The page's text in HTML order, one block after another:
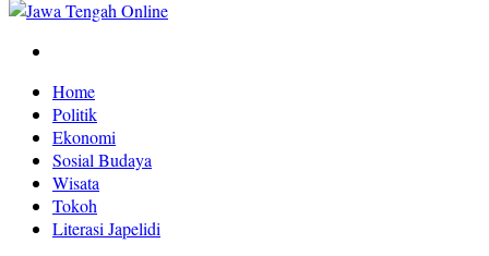
Berita Jawa Tengah Terbaru dan Terkini
Home
Politik
Ekonomi
Sosial Budaya
Wisata
Tokoh
Literasi Japelidi